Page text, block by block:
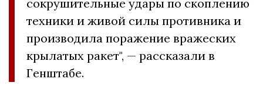
сокрушительные удары по скоплению
техники и живой силы противника и
производила поражение вражеских
крылатых ракет", — рассказали в
Генштабе.